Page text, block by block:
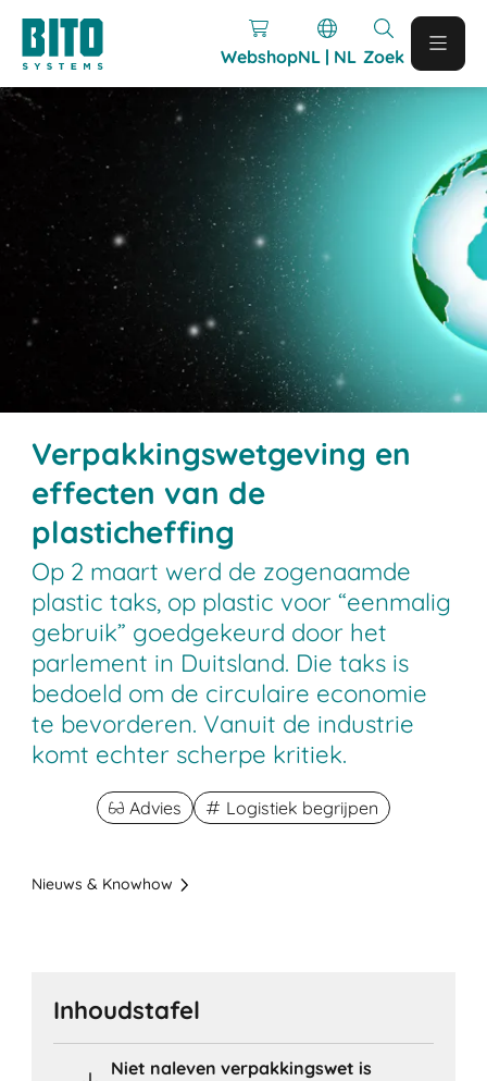
WebshopNL | NL Zoek
Verpakkingswetgeving en
effecten van de
plasticheffing
Op 2 maart werd de zogenaamde
plastic taks, op plastic voor “eenmalig
gebruik” goedgekeurd door het
parlement in Duitsland. Die taks is
bedoeld om de circulaire economie
te bevorderen. Vanuit de industrie
komt echter scherpe kritiek.
Advies Logistiek begrijpen
Nieuws & Knowhow
Inhoudstafel
Niet naleven verpakkingswet is